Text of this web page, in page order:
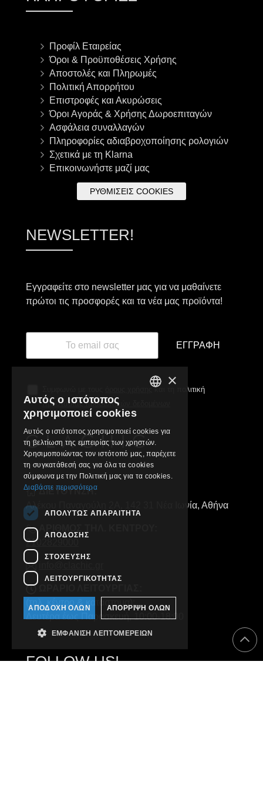
Προφίλ Εταιρείας
Όροι & Προϋποθέσεις Χρήσης
Αποστολές και Πληρωμές
Πολιτική Απορρήτου
Επιστροφές και Ακυρώσεις
Όροι Αγοράς & Χρήσης Δωροεπιταγών
Ασφάλεια συναλλαγών
Πληροφορίες αδιαβροχοποίησης ρολογιών
Σχετικά με τη Klarna
Επικοινωνήστε μαζί μας
ΡΥΘΜΊΣΕΙΣ COOKIES
NEWSLETTER!
Εγγραφείτε στο newsletter μας για να μαθαίνετε
πρώτοι τις προσφορές και τα νέα μας προϊόντα!
ΕΓΓΡΑΦΉ
και τη πολιτική
προστασίας προσωπικών δεδομένων
ΔΙΕΥΘΥΝΣΗ:
Αλέκου Παναγούλη 2Α, 142 31 Νέα Ιωνία, Αθήνα
2102829000
Δευτέρα έως Παρασκευή, 10:00-18:00
FOLLOW US!
×
Αυτός ο ιστότοπος
χρησιμοποιεί cookies
Αυτός ο ιστότοπος χρησιμοποιεί cookies για
τη βελτίωση της εμπειρίας των χρηστών.
Χρησιμοποιώντας τον ιστότοπό μας, παρέχετε
τη συγκατάθεσή σας για όλα τα cookies
σύμφωνα με την Πολιτική μας για τα cookies.
Διαβάστε περισσότερα
ΑΠΟΛΎΤΩΣ ΑΠΑΡΑΊΤΗΤΑ
ΑΠΌΔΟΣΗΣ
ΣΤΌΧΕΥΣΗΣ
ΛΕΙΤΟΥΡΓΙΚΌΤΗΤΑΣ
ΑΠΟΔΟΧΉ ΌΛΩΝ ΑΠΌΡΡΙΨΗ ΌΛΩΝ
ΕΜΦΆΝΙΣΗ ΛΕΠΤΟΜΕΡΕΙΏΝ